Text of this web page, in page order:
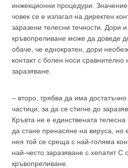
инжекционни процедури.
човек се е излагал на директен
заразени телесни течности. Дори
кръвопреливане може да доведе
обаче, че еднократен, дори
контакт с болен носи сравнително
заразяване.
– второ, трябва да има достатъчно
частици, за да се стигне до
Кръвта не е единствената телесна
да стане пренасяне на вируса, но
нея той се среща с най-голяма
най-често заразяване с хепатит С
кръвопреливане.